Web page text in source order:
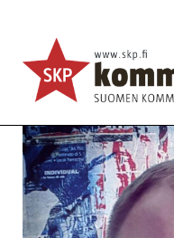
Stoppi Räsäsen
Blogi
5.7.2016 - 13:57